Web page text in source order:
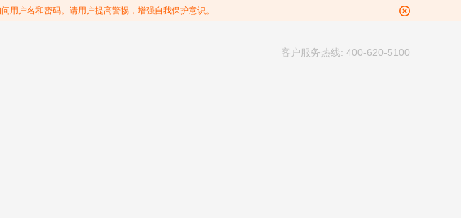
用户名和密码。请用户提高警惕，增强自我保护意识。
客户服务热线: 400-620-5100